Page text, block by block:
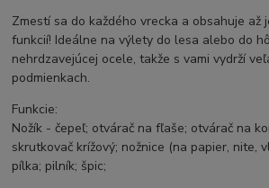
Zmestí sa do každého vrecka a obsahuje až
funkcií! Ideálne na výlety do lesa alebo do
nehrdzavejúcej ocele, takže s vami vydrží
podmienkach.
Funkcie:
Nožík - čepeľ; otvárač na fľaše; otvárač na
skrutkovač krížový; nožnice (na papier, nite,
pílka; pilník; špic;